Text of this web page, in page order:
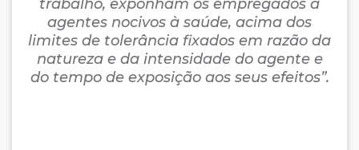
trabalho, exponham os empregados a
agentes nocivos à saúde, acima dos
limites de tolerância fixados em razão da
natureza e da intensidade do agente e
do tempo de exposição aos seus efeitos”.